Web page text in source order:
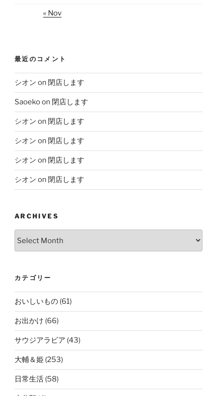
« Nov
最近のコメント
シオン on 閉店します
Saoekoon 閉店します
シオン on 閉店します
シオン on 閉店します
シオン on 閉店します
シオン on 閉店します
ARCHIVES
カテゴリー
おいしいもの (61)
お出かけ (66)
サウジアラビア (43)
大輔＆姫 (253)
日常生活 (58)